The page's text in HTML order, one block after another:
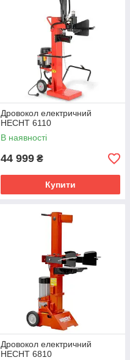
Дровокол електричний
HECHT 6110
В наявності
44 999 ₴
Купити
Дровокол електричний
HECHT 6810